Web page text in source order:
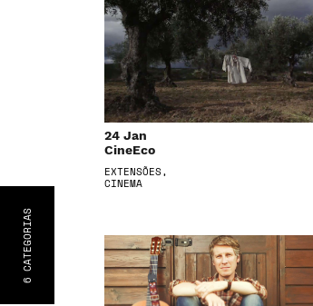
6
CATEGORIA
S
24 Jan
CineEco
EXTENSÕES,
CINEMA